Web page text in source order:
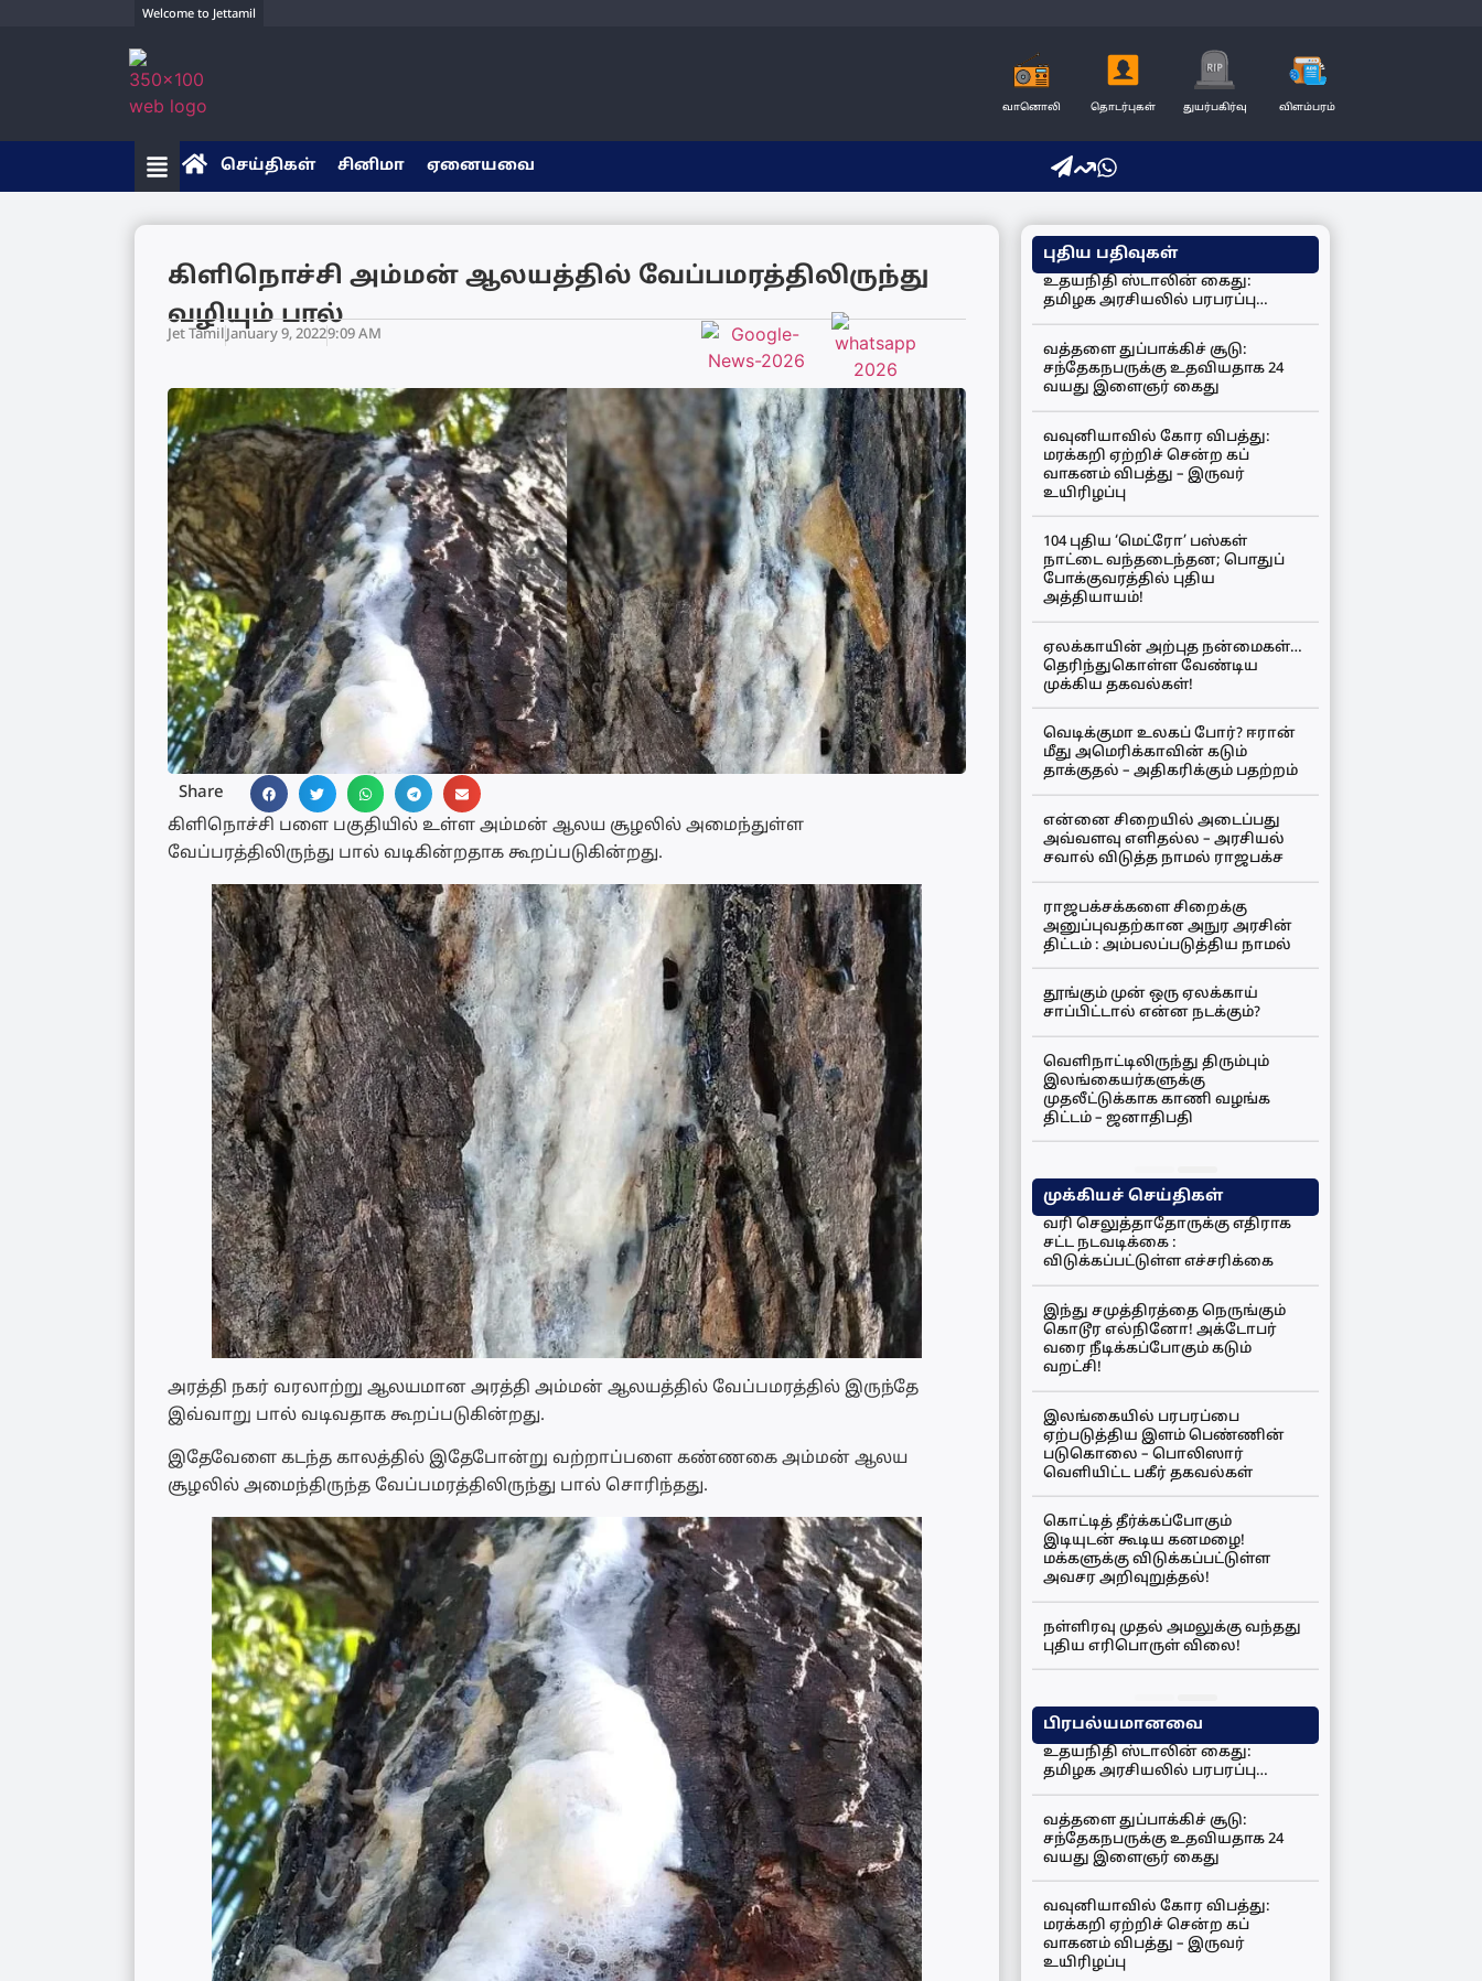
Welcome to Jettamil
வானொலி தொடர்புகள் துயர்பகிர்வு விளம்பரம்
செய்திகள் சினிமா ஏனையவை
கிளிநொச்சி அம்மன் ஆலயத்தில் வேப்பமரத்திலிருந்து
வழியும் பால்
Jet TamilJanuary 9, 20229:09 AM
Share
கிளிநொச்சி பளை பகுதியில் உள்ள அம்மன் ஆலய சூழலில் அமைந்துள்ள
வேப்பரத்திலிருந்து பால் வடிகின்றதாக கூறப்படுகின்றது.
அரத்தி நகர் வரலாற்று ஆலயமான அரத்தி அம்மன் ஆலயத்தில் வேப்பமரத்தில் இருந்தே
இவ்வாறு பால் வடிவதாக கூறப்படுகின்றது.
இதேவேளை கடந்த காலத்தில் இதேபோன்று வற்றாப்பளை கண்ணகை அம்மன் ஆலய
சூழலில் அமைந்திருந்த வேப்பமரத்திலிருந்து பால் சொரிந்தது.
புதிய பதிவுகள்
உதயநிதி ஸ்டாலின் கைது:
தமிழக அரசியலில் பரபரப்பு…
வத்தளை துப்பாக்கிச் சூடு:
சந்தேகநபருக்கு உதவியதாக 24
வயது இளைஞர் கைது
வவுனியாவில் கோர விபத்து:
மரக்கறி ஏற்றிச் சென்ற கப்
வாகனம் விபத்து – இருவர்
உயிரிழப்பு
104 புதிய ‘மெட்ரோ’ பஸ்கள்
நாட்டை வந்தடைந்தன; பொதுப்
போக்குவரத்தில் புதிய
அத்தியாயம்!
ஏலக்காயின் அற்புத நன்மைகள்…
தெரிந்துகொள்ள வேண்டிய
முக்கிய தகவல்கள்!
வெடிக்குமா உலகப் போர்? ஈரான்
மீது அமெரிக்காவின் கடும்
தாக்குதல் – அதிகரிக்கும் பதற்றம்
என்னை சிறையில் அடைப்பது
அவ்வளவு எளிதல்ல – அரசியல்
சவால் விடுத்த நாமல் ராஜபக்ச
ராஜபக்சக்களை சிறைக்கு
அனுப்புவதற்கான அநுர அரசின்
திட்டம் : அம்பலப்படுத்திய நாமல்
தூங்கும் முன் ஒரு ஏலக்காய்
சாப்பிட்டால் என்ன நடக்கும்?
வெளிநாட்டிலிருந்து திரும்பும்
இலங்கையர்களுக்கு
முதலீட்டுக்காக காணி வழங்க
திட்டம் – ஜனாதிபதி
முக்கியச் செய்திகள்
வரி செலுத்தாதோருக்கு எதிராக
சட்ட நடவடிக்கை :
விடுக்கப்பட்டுள்ள எச்சரிக்கை
இந்து சமுத்திரத்தை நெருங்கும்
கொடூர எல்நினோ! அக்டோபர்
வரை நீடிக்கப்போகும் கடும்
வறட்சி!
இலங்கையில் பரபரப்பை
ஏற்படுத்திய இளம் பெண்ணின்
படுகொலை – பொலிஸார்
வெளியிட்ட பகீர் தகவல்கள்
கொட்டித் தீர்க்கப்போகும்
இடியுடன் கூடிய கனமழை!
மக்களுக்கு விடுக்கப்பட்டுள்ள
அவசர அறிவுறுத்தல்!
நள்ளிரவு முதல் அமலுக்கு வந்தது
புதிய எரிபொருள் விலை!
பிரபல்யமானவை
உதயநிதி ஸ்டாலின் கைது:
தமிழக அரசியலில் பரபரப்பு…
வத்தளை துப்பாக்கிச் சூடு:
சந்தேகநபருக்கு உதவியதாக 24
வயது இளைஞர் கைது
வவுனியாவில் கோர விபத்து:
மரக்கறி ஏற்றிச் சென்ற கப்
வாகனம் விபத்து – இருவர்
உயிரிழப்பு